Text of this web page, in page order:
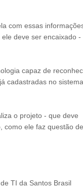
com essas
deve ser encaixado -
capaz de
cadastradas no
o projeto - que deve
como ele faz questão de
TI da Santos Brasil